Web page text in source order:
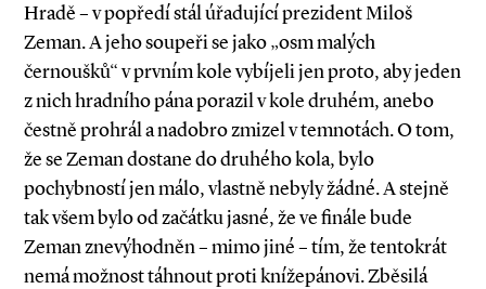
Hradě – v popředí stál úřadující prezident Miloš
Zeman. A jeho soupeři se jako „osm malých
černoušků“ v prvním kole vybíjeli jen proto, aby jeden
z nich hradního pána porazil v kole druhém, anebo
čestně prohrál a nadobro zmizel v temnotách. O tom,
že se Zeman dostane do druhého kola, bylo
pochybností jen málo, vlastně nebyly žádné. A stejně
tak všem bylo od začátku jasné, že ve finále bude
Zeman znevýhodněn – mimo jiné – tím, že tentokrát
nemá možnost táhnout proti knížepánovi. Zběsilá